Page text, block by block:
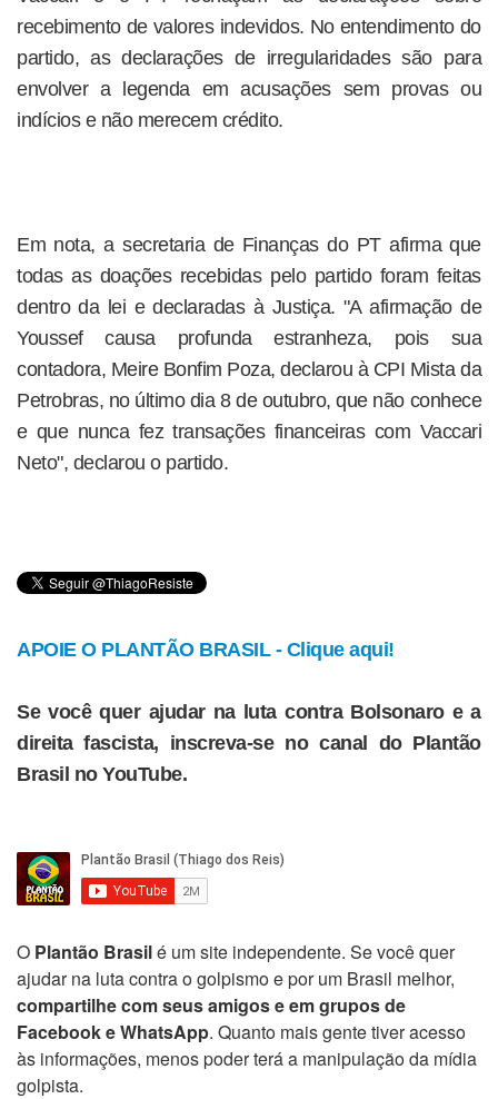
recebimento de valores indevidos. No entendimento do
partido, as declarações de irregularidades são para
envolver a legenda em acusações sem provas ou
indícios e não merecem crédito.
Em nota, a secretaria de Finanças do PT afirma que
todas as doações recebidas pelo partido foram feitas
dentro da lei e declaradas à Justiça. "A afirmação de
Youssef causa profunda estranheza, pois sua
contadora, Meire Bonfim Poza, declarou à CPI Mista da
Petrobras, no último dia 8 de outubro, que não conhece
e que nunca fez transações financeiras com Vaccari
Neto", declarou o partido.
APOIE O PLANTÃO BRASIL - Clique aqui!
Se você quer ajudar na luta contra Bolsonaro e a
direita fascista, inscreva-se no canal do Plantão
Brasil no YouTube.
O Plantão Brasilé um site independente. Se você quer
ajudar na luta contra o golpismo e por um Brasil melhor,
compartilhe com seus amigos e em grupos de
Facebook e WhatsApp. Quanto mais gente tiver acesso
às informações, menos poder terá a manipulação da mídia
golpista.